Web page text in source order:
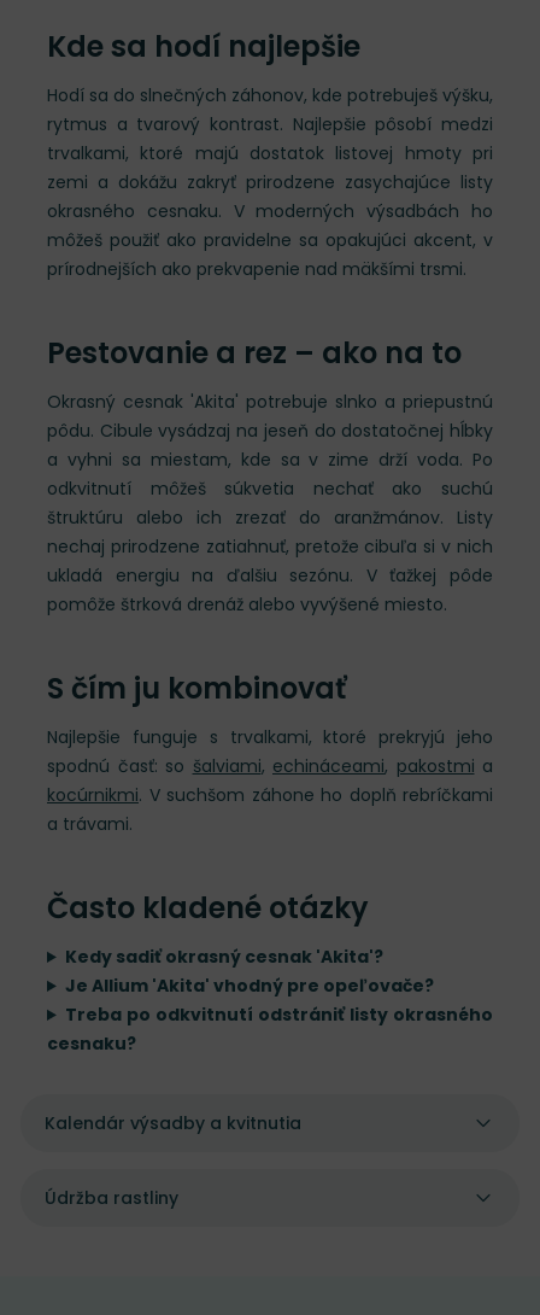
Kde sa hodí najlepšie
Hodí sa do slnečných záhonov, kde potrebuješ výšku,
rytmus a tvarový kontrast. Najlepšie pôsobí medzi
trvalkami, ktoré majú dostatok listovej hmoty pri
zemi a dokážu zakryť prirodzene zasychajúce listy
okrasného cesnaku. V moderných výsadbách ho
môžeš použiť ako pravidelne sa opakujúci akcent, v
prírodnejších ako prekvapenie nad mäkšími trsmi.
Pestovanie a rez – ako na to
Okrasný cesnak 'Akita' potrebuje slnko a priepustnú
pôdu. Cibule vysádzaj na jeseň do dostatočnej hĺbky
a vyhni sa miestam, kde sa v zime drží voda. Po
odkvitnutí môžeš súkvetia nechať ako suchú
štruktúru alebo ich zrezať do aranžmánov. Listy
nechaj prirodzene zatiahnuť, pretože cibuľa si v nich
ukladá energiu na ďalšiu sezónu. V ťažkej pôde
pomôže štrková drenáž alebo vyvýšené miesto.
S čím ju kombinovať
Najlepšie funguje s trvalkami, ktoré prekryjú jeho
spodnú časť: so šalviami, echináceami, pakostmi a
kocúrnikmi. V suchšom záhone ho doplň rebríčkami
a trávami.
Často kladené otázky
Kedy sadiť okrasný cesnak 'Akita'?
Je Allium 'Akita' vhodný pre opeľovače?
Treba po odkvitnutí odstrániť listy okrasného
cesnaku?
Kalendár výsadby a kvitnutia
Údržba rastliny